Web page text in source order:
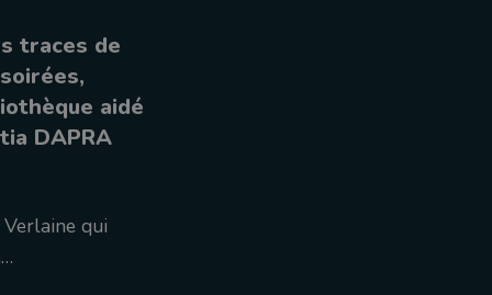
traces de
aidé
DAPRA
qui